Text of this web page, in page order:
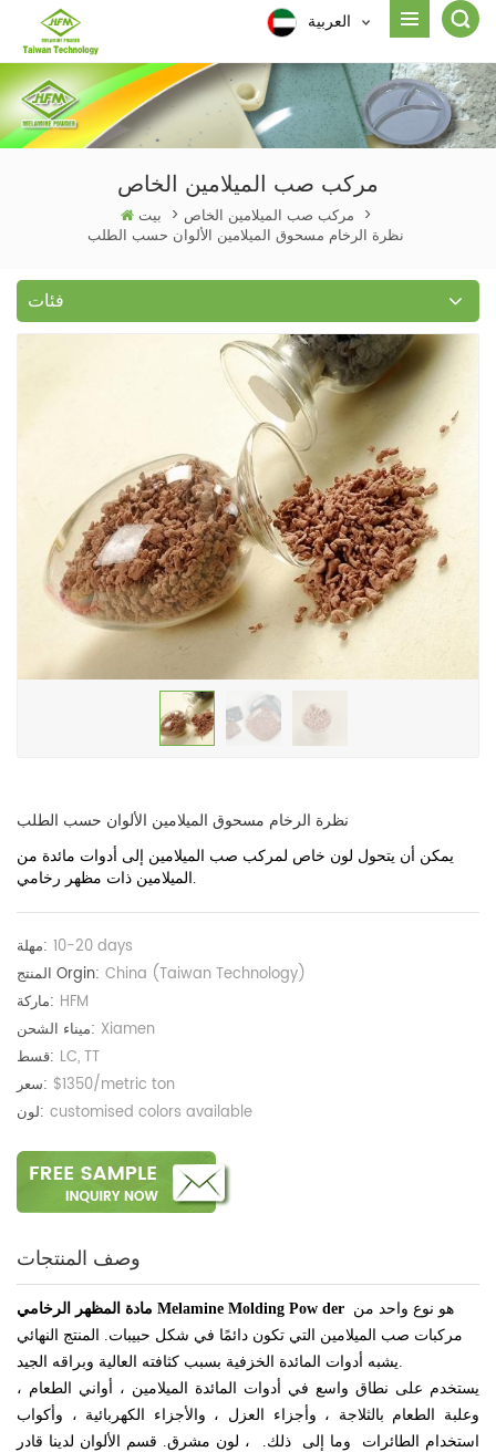
العربية
مركب صب الميلامين الخاص
بيت > مركب صب الميلامين الخاص >
نظرة الرخام مسحوق الميلامين الألوان حسب الطلب
فئات
نظرة الرخام مسحوق الميلامين الألوان حسب الطلب
يمكن أن يتحول لون خاص لمركب صب الميلامين إلى أدوات مائدة من
الميلامين ذات مظهر رخامي.
مهلة: 10-20 days
المنتج Orgin: China (Taiwan Technology)
ماركة: HFM
ميناء الشحن: Xiamen
قسط: LC, TT
سعر: $1350/metric ton
لون: customised colors available
وصف المنتجات
مادة المظهر الرخامي Melamine Molding Pow der
مركبات صب الميلامين التي تكون دائمًا في شكل حبيبات. المنتج النهائي
يشبه أدوات المائدة الخزفية بسبب كثافته العالية وبراقه الجيد.
يستخدم على نطاق واسع في أدوات المائدة الميلامين ،
أواني الطعام ،
وعلبة الطعام بالثلاجة ، وأجزاء العزل ، والأجزاء الكهربائية ، وأكواب
استخدام الطائرات وما إلى ذلك. ، لون مشرق. قسم الألوان لدينا قادر